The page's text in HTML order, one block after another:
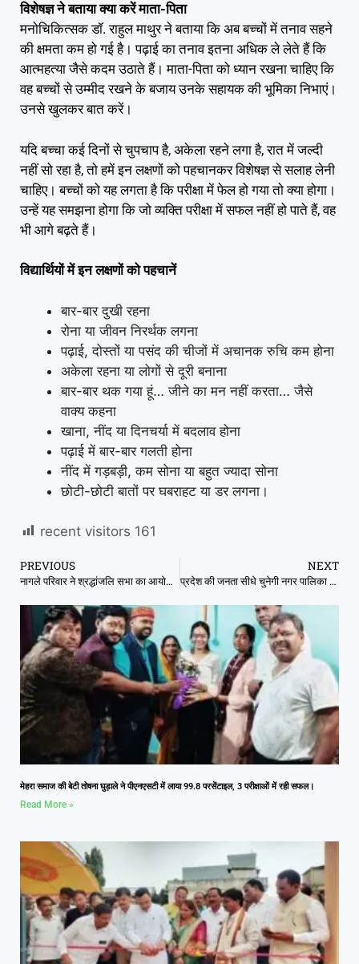
विशेषज्ञ ने बताया क्या करें माता-पिता
मनोचिकित्सक डॉ. राहुल माथुर ने बताया कि अब बच्चों में तनाव सहने
की क्षमता कम हो गई है। पढ़ाई का तनाव इतना अधिक ले लेते हैं कि
आत्महत्या जैसे कदम उठाते हैं। माता-पिता को ध्यान रखना चाहिए कि
वह बच्चों से उम्मीद रखने के बजाय उनके सहायक की भूमिका निभाएं।
उनसे खुलकर बात करें।
यदि बच्चा कई दिनों से चुपचाप है, अकेला रहने लगा है, रात में जल्दी
नहीं सो रहा है, तो हमें इन लक्षणों को पहचानकर विशेषज्ञ से सलाह लेनी
चाहिए। बच्चों को यह लगता है कि परीक्षा में फेल हो गया तो क्या होगा।
उन्हें यह समझना होगा कि जो व्यक्ति परीक्षा में सफल नहीं हो पाते हैं, वह
भी आगे बढ़ते हैं।
विद्यार्थियों में इन लक्षणों को पहचानें
बार-बार दुखी रहना
रोना या जीवन निरर्थक लगना
पढ़ाई, दोस्तों या पसंद की चीजों में अचानक रुचि कम होना
अकेला रहना या लोगों से दूरी बनाना
बार-बार थक गया हूं… जीने का मन नहीं करता… जैसे
वाक्य कहना
खाना, नींद या दिनचर्या में बदलाव होना
पढ़ाई में बार-बार गलती होना
नींद में गड़बड़ी, कम सोना या बहुत ज्यादा सोना
छोटी-छोटी बातों पर घबराहट या डर लगना।
recent visitors 161
PREVIOUS
नागले परिवार ने श्रद्धांजलि सभा का आयोजन कर माताजी को किया याद।
NEXT
प्रदेश की जनता सीधे चुनेगी नगर पालिका और नगर परिषद अध्यक्ष, राइट टू रिकॉल भी होगा लागू
मेहरा समाज की बेटी तोषना घुड़ाले ने पीएनएसटी में लाया 99.8 परसेंटाइल, 3 परीक्षाओं में रही सफल।
Read More »